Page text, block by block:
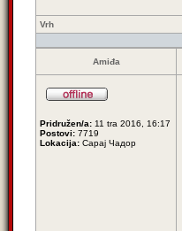
Vrh
Amiđa
Pridružen/a: 11 tra 2016, 16:17
Postovi: 7719
Lokacija: Сарај Чадор